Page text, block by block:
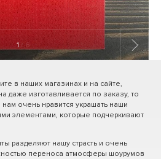
1 / 6
в наших магазинах и на сайте,
даже изготавливается по заказу, то
очень нравится украшать наши
элементами, которые подчеркивают
разделяют нашу страсть и очень
переноса атмосферы шоурумов